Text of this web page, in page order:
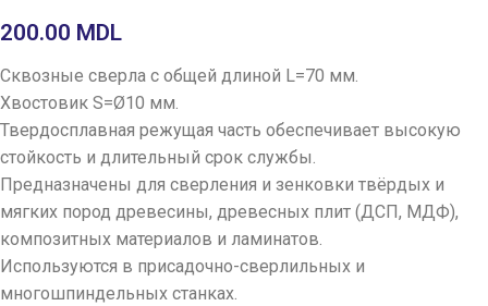
200.00 MDL
Сквозные сверла с общей длиной L=70 мм.
Хвостовик S=Ø10 мм.
Твердосплавная режущая часть обеспечивает высокую
стойкость и длительный срок службы.
Предназначены для сверления и зенковки твёрдых и
мягких пород древесины, древесных плит (ДСП, МДФ),
композитных материалов и ламинатов.
Используются в присадочно-сверлильных и
многошпиндельных станках.